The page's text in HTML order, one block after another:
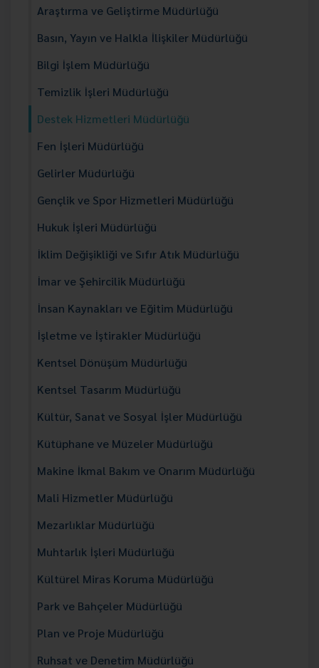
Araştırma ve Geliştirme Müdürlüğü
Basın, Yayın ve Halkla İlişkiler Müdürlüğü
Bilgi İşlem Müdürlüğü
Temizlik İşleri Müdürlüğü
Destek Hizmetleri Müdürlüğü
Fen İşleri Müdürlüğü
Gelirler Müdürlüğü
Gençlik ve Spor Hizmetleri Müdürlüğü
Hukuk İşleri Müdürlüğü
İklim Değişikliği ve Sıfır Atık Müdürlüğü
İmar ve Şehircilik Müdürlüğü
İnsan Kaynakları ve Eğitim Müdürlüğü
İşletme ve İştirakler Müdürlüğü
Kentsel Dönüşüm Müdürlüğü
Kentsel Tasarım Müdürlüğü
Kültür, Sanat ve Sosyal İşler Müdürlüğü
Kütüphane ve Müzeler Müdürlüğü
Makine İkmal Bakım ve Onarım Müdürlüğü
Mali Hizmetler Müdürlüğü
Mezarlıklar Müdürlüğü
Muhtarlık İşleri Müdürlüğü
Kültürel Miras Koruma Müdürlüğü
Park ve Bahçeler Müdürlüğü
Plan ve Proje Müdürlüğü
Ruhsat ve Denetim Müdürlüğü